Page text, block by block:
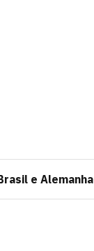
e Alemanha